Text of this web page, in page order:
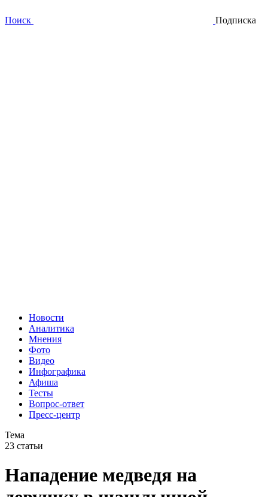
Поиск Подписка
Новости
Аналитика
Мнения
Фото
Видео
Инфографика
Афиша
Тесты
Вопрос-ответ
Пресс-центр
Тема
23 статьи
Нападение медведя на